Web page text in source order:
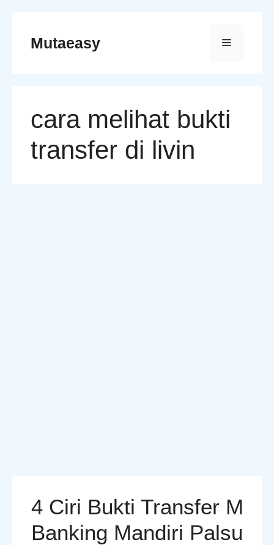
contentMutaeasy Menu
cara melihat bukti
transfer di livin
4 Ciri Bukti Transfer M
Banking Mandiri Palsu